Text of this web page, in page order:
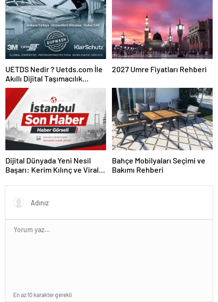
UETDS Nedir ? Uetds.com İle
Akıllı Dijital Taşımacılık
Yazılımı
2027 Umre Fiyatları Rehberi
Dijital Dünyada Yeni Nesil
Başarı: Kerim Kılınç ve Viral
Bahçe Mobilyaları Seçimi ve
Bakımı Rehberi
En az 10 karakter gerekli